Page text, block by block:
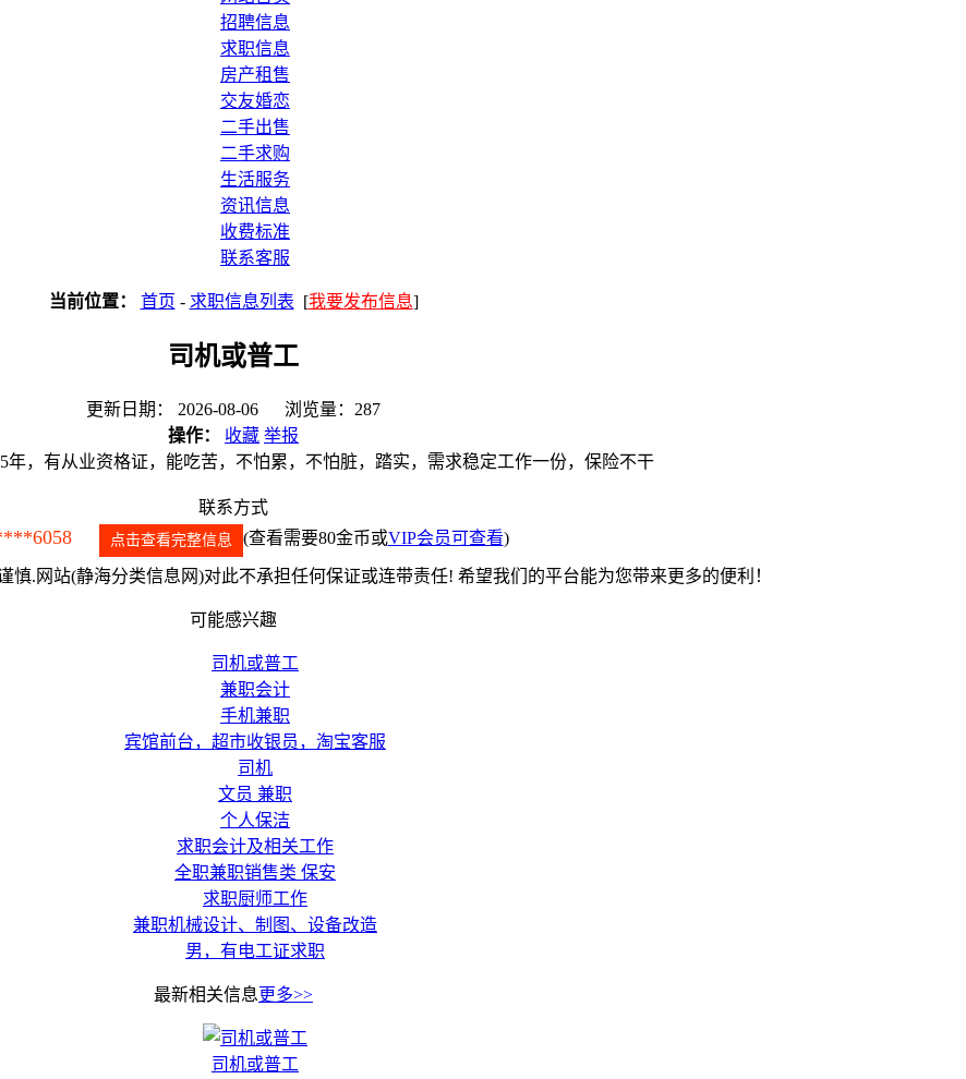
招聘信息
求职信息
房产租售
交友婚恋
二手出售
二手求购
生活服务
资讯信息
收费标准
联系客服
当前位置： 首页 - 求职信息列表 [我要发布信息]
司机或普工
更新日期： 2026-08-06 浏览量：287
操作：
收藏 举报
年，有从业资格证，能吃苦，不怕累，不怕脏，踏实，需求稳定工作一份，保险不干
联系方式
点击查看完整信息 (查看需要80金币或VIP会员可查看)
慎.网站(静海分类信息网)对此不承担任何保证或连带责任! 希望我们的平台能为您带来更多的便利！
可能感兴趣
司机或普工
兼职会计
手机兼职
宾馆前台，超市收银员，淘宝客服
司机
文员 兼职
个人保洁
求职会计及相关工作
全职兼职销售类 保安
求职厨师工作
兼职机械设计、制图、设备改造
男，有电工证求职
最新相关信息更多>>
司机或普工